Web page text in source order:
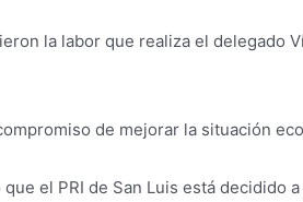
la labor que realiza el delegado
de mejorar la situación
el PRI de San Luis está decidido